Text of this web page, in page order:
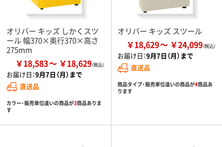
オリバー キッズ しかくスツ
ール 幅370×奥行370×高さ
275mm
￥18,583 ￥18,629
お届け日：9月7日（月）まで
直送品
カラー・販売単位違いの商品が3商品ありま
す
オリバー キッズ スツール
￥18,629 ￥24,099
お届け日：9月7日（月）まで
直送品
商品タイプ・販売単位違いの商品が4商品あ
ります